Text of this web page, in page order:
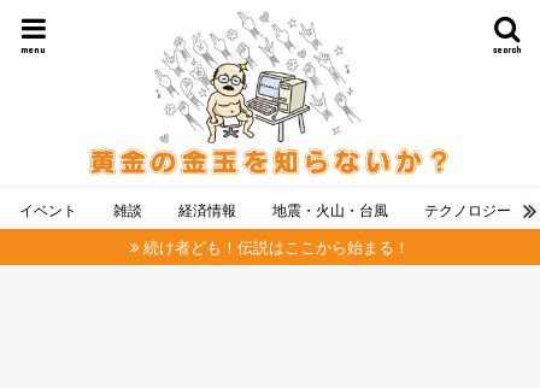
search
menu
イベント 雑談 経済情報 地震・火山・台風 テクノロジー
続け者ども！伝説はここから始まる！